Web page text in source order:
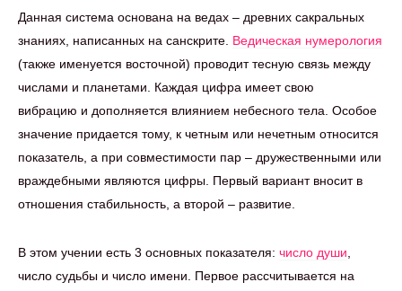
Данная система основана на ведах – древних сакральных
знаниях, написанных на санскрите. Ведическая нумерология
(также именуется восточной) проводит тесную связь между
числами и планетами. Каждая цифра имеет свою
вибрацию и дополняется влиянием небесного тела. Особое
значение придается тому, к четным или нечетным относится
показатель, а при совместимости пар – дружественными или
враждебными являются цифры. Первый вариант вносит в
отношения стабильность, а второй – развитие.
В этом учении есть 3 основных показателя: число души
число судьбы и число имени. Первое рассчитывается на